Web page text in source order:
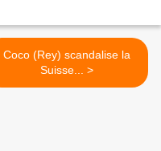
Coco (Rey) scandalise la
Suisse... >